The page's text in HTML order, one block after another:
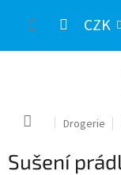
CZK
Domů Drogerie
Sušení